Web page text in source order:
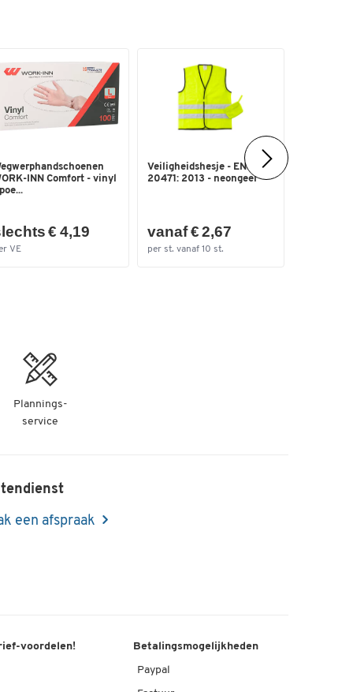
INN Comfort - vinyl
€ 4,19
VE
Veiligheidshesje - EN ISO
20471: 2013 - neongeel
vanaf € 2,67
per st. vanaf 10 st.
Plannings-
service
een afspraak
voordelen! Betalingsmogelijkheden
Paypal